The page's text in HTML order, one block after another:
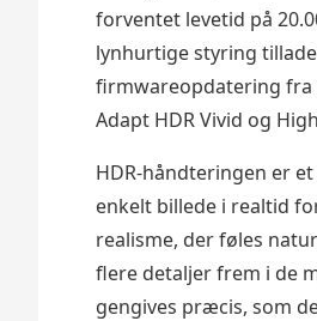
forventet levetid på
lynhurtige styring
firmwareopdatering fra
Adapt HDR Vivid og
HDR-håndteringen er
enkelt billede i realtid
realisme, der føles
flere detaljer frem i de
gengives præcis, som